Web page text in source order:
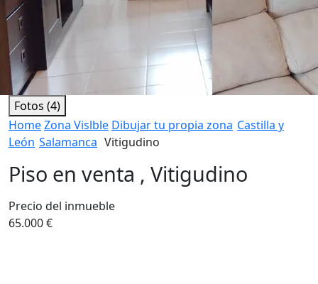
Fotos (4)
HomeZona Vislble Dibujar tu propia zona Castilla y
León Salamanca Vitigudino
Piso en venta , Vitigudino
Precio del inmueble
65.000 €